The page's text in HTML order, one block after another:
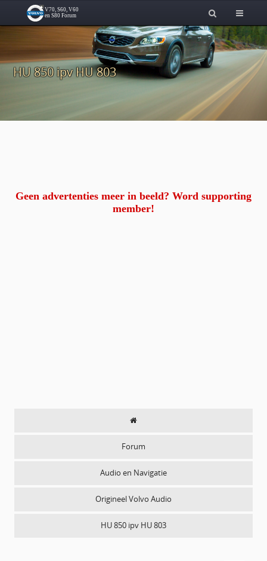
HU 850 ipv HU 803
Geen advertenties meer in beeld? Word supporting
member!
Forum
Audio en Navigatie
Origineel Volvo Audio
HU 850 ipv HU 803